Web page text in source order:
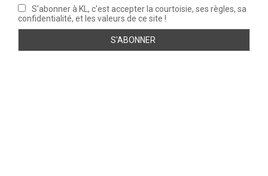
S'abonner à KL, c'est accepter la courtoisie, ses règles, sa
confidentialité, et les valeurs de ce site !